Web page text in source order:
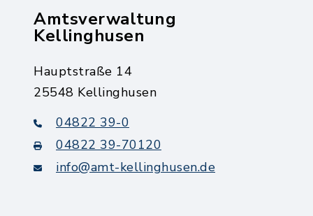
Amtsverwaltung
Kellinghusen
Hauptstraße 14
25548 Kellinghusen
04822 39-0
04822 39-70120
info@amt-kellinghusen.de